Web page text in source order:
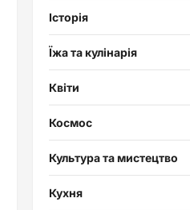
Історія
Їжа та кулінарія
Квіти
Космос
Культура та мистецтво
Кухня